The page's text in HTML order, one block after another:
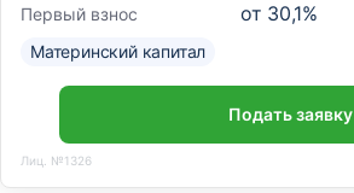
Первый взнос от 30,1%
Материнский капитал
Подать заявку
Лиц. №1326